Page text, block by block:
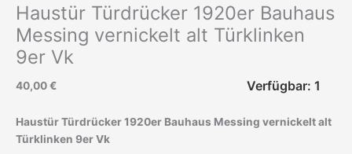
Haustür Türdrücker 1920er Bauhaus
Messing vernickelt alt Türklinken
9er Vk
40,00€ Verfügbar: 1
Haustür Türdrücker 1920er Bauhaus Messing vernickelt alt
Türklinken 9er Vk